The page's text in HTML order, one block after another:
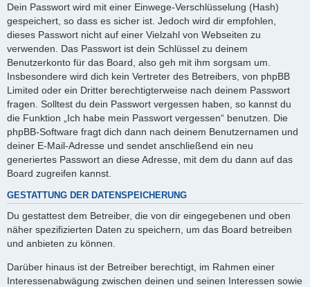
Dein Passwort wird mit einer Einwege-Verschlüsselung (Hash)
gespeichert, so dass es sicher ist. Jedoch wird dir empfohlen,
dieses Passwort nicht auf einer Vielzahl von Webseiten zu
verwenden. Das Passwort ist dein Schlüssel zu deinem
Benutzerkonto für das Board, also geh mit ihm sorgsam um.
Insbesondere wird dich kein Vertreter des Betreibers, von phpBB
Limited oder ein Dritter berechtigterweise nach deinem Passwort
fragen. Solltest du dein Passwort vergessen haben, so kannst du
die Funktion „Ich habe mein Passwort vergessen“ benutzen. Die
phpBB-Software fragt dich dann nach deinem Benutzernamen und
deiner E-Mail-Adresse und sendet anschließend ein neu
generiertes Passwort an diese Adresse, mit dem du dann auf das
Board zugreifen kannst.
GESTATTUNG DER DATENSPEICHERUNG
Du gestattest dem Betreiber, die von dir eingegebenen und oben
näher spezifizierten Daten zu speichern, um das Board betreiben
und anbieten zu können.
Darüber hinaus ist der Betreiber berechtigt, im Rahmen einer
Interessenabwägung zwischen deinen und seinen Interessen sowie